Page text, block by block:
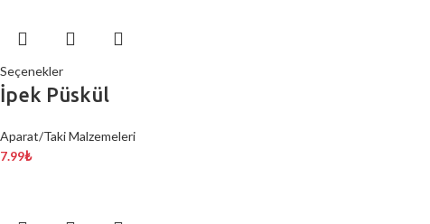
Seçenekler
İpek Püskül
Aparat/Taki Malzemeleri
7.99₺